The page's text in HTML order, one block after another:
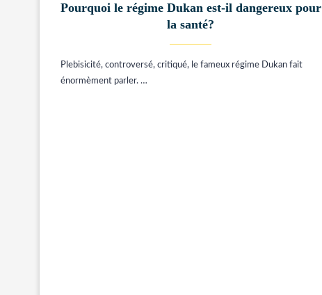
Pourquoi le régime Dukan est-il dangereux pour
la santé?
Plebisicité, controversé, critiqué, le fameux régime Dukan fait
énormèment parler. …